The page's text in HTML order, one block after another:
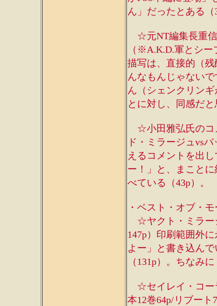
ん」だったとある（
☆元NT編集長重信
（※A.K.D.軍とシ
描写は、直接的（
んなもんじゃない
ん（シェンクリン
とに対し、同感だ
☆小田雅弘氏のコ
ド・ミラージュvs
えるコメントを出
ー！」と、まこと
べている（43p）。
・ベスト・オブ・
☆ヤクト・ミラー
147p）印刷範囲外
よー」と書き込ん
（131p）。ちなみ
☆セイレイ・コー
本12巻64p/リブート